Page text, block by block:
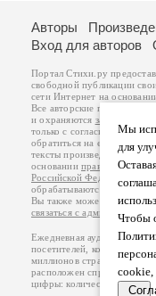
Мы
для
Чтобы
cookie,
Авторы
Вход для авторов
Портал Стихи.ру
свободной публикации
сети Интернет на
Все авторские права на
и охраняются законом
.
только с согласия его
обратиться на его
тексты произведений
основанииправил
Российской Федерации
обрабатываются на
Вы также можете
связаться с администрацией
Ежедневная аудитория
посетителей, которые в
миллионов страниц по
расположен справа от
цифры: количество